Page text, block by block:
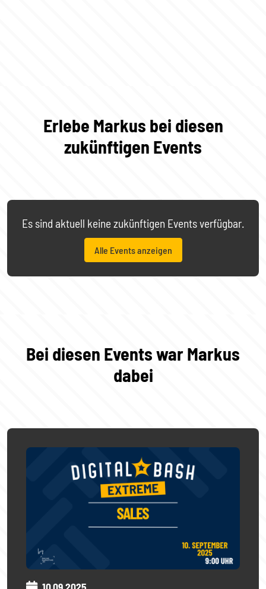
Erlebe Markus bei diesen
zukünftigen Events
Es sind aktuell keine zukünftigen Events verfügbar.
Alle Events anzeigen
Bei diesen Events war Markus
dabei